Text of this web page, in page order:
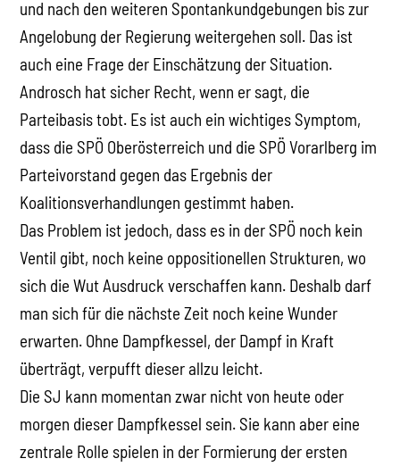
und nach den weiteren Spontankundgebungen bis zur
Angelobung der Regierung weitergehen soll. Das ist
auch eine Frage der Einschätzung der Situation.
Androsch hat sicher Recht, wenn er sagt, die
Parteibasis tobt. Es ist auch ein wichtiges Symptom,
dass die SPÖ Oberösterreich und die SPÖ Vorarlberg im
Parteivorstand gegen das Ergebnis der
Koalitionsverhandlungen gestimmt haben.
Das Problem ist jedoch, dass es in der SPÖ noch kein
Ventil gibt, noch keine oppositionellen Strukturen, wo
sich die Wut Ausdruck verschaffen kann. Deshalb darf
man sich für die nächste Zeit noch keine Wunder
erwarten. Ohne Dampfkessel, der Dampf in Kraft
überträgt, verpufft dieser allzu leicht.
Die SJ kann momentan zwar nicht von heute oder
morgen dieser Dampfkessel sein. Sie kann aber eine
zentrale Rolle spielen in der Formierung der ersten